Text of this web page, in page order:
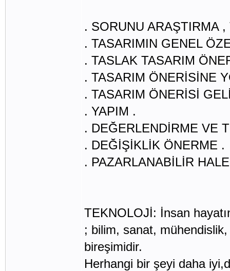
. SORUNU ARAŞTIRMA
. TASARIMIN GENEL
. TASLAK TASARIM
. TASARIM ÖNERİSİNE
. TASARIM ÖNERİSİ
. YAPIM .
. DEĞERLENDİRME VE
. DEĞİŞİKLİK ÖNERME .
. PAZARLANABİLİR
TEKNOLOJİ: İnsan
; bilim, sanat,
bireşimidir.
Herhangi bir şeyi daha